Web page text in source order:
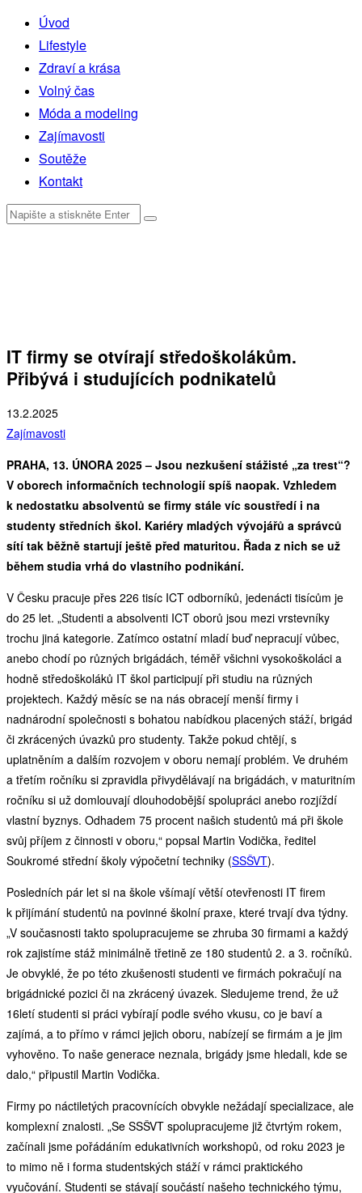
Úvod
Lifestyle
Zdraví a krása
Volný čas
Móda a modeling
Zajímavosti
Soutěže
Kontakt
IT firmy se otvírají středoškolákům.
Přibývá i studujících podnikatelů
13.2.2025
Zajímavosti
PRAHA, 13. ÚNORA 2025 – Jsou nezkušení stážisté „za trest“?
V oborech informačních technologií spíš naopak. Vzhledem
k nedostatku absolventů se firmy stále víc soustředí i na
studenty středních škol. Kariéry mladých vývojářů a správců
sítí tak běžně startují ještě před maturitou. Řada z nich se už
během studia vrhá do vlastního podnikání.
V Česku pracuje přes 226 tisíc ICT odborníků, jedenácti tisícům je
do 25 let. „Studenti a absolventi ICT oborů jsou mezi vrstevníky
trochu jiná kategorie. Zatímco ostatní mladí buď nepracují vůbec,
anebo chodí po různých brigádách, téměř všichni vysokoškoláci a
hodně středoškoláků IT škol participují při studiu na různých
projektech. Každý měsíc se na nás obracejí menší firmy i
nadnárodní společnosti s bohatou nabídkou placených stáží, brigád
či zkrácených úvazků pro studenty. Takže pokud chtějí, s
uplatněním a dalším rozvojem v oboru nemají problém. Ve druhém
a třetím ročníku si zpravidla přivydělávají na brigádách, v maturitním
ročníku si už domlouvají dlouhodobější spolupráci anebo rozjíždí
vlastní byznys. Odhadem 75 procent našich studentů má při škole
svůj příjem z činnosti v oboru,“ popsal Martin Vodička, ředitel
Soukromé střední školy výpočetní techniky (SSŠVT).
Posledních pár let si na škole všímají větší otevřenosti IT firem
k přijímání studentů na povinné školní praxe, které trvají dva týdny.
„V současnosti takto spolupracujeme se zhruba 30 firmami a každý
rok zajistíme stáž minimálně třetině ze 180 studentů 2. a 3. ročníků.
Je obvyklé, že po této zkušenosti studenti ve firmách pokračují na
brigádnické pozici či na zkrácený úvazek. Sledujeme trend, že už
16letí studenti si práci vybírají podle svého vkusu, co je baví a
zajímá, a to přímo v rámci jejich oboru, nabízejí se firmám a je jim
vyhověno. To naše generace neznala, brigády jsme hledali, kde se
dalo,“ připustil Martin Vodička.
Firmy po náctiletých pracovnících obvykle nežádají specializace, ale
komplexní znalosti. „Se SSŠVT spolupracujeme již čtvrtým rokem,
začínali jsme pořádáním edukativních workshopů, od roku 2023 je
to mimo ně i forma studentských stáží v rámci praktického
vyučování. Studenti se stávají součástí našeho technického týmu,